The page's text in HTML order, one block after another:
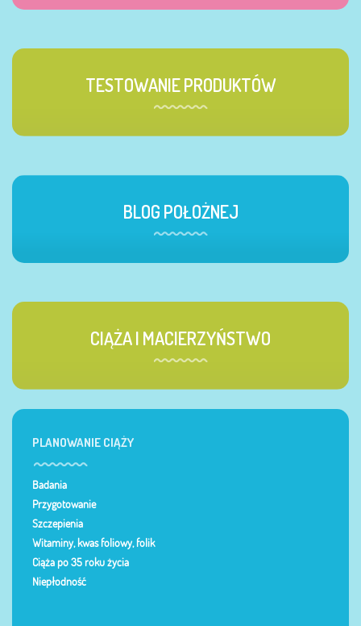
TESTOWANIE PRODUKTÓW
BLOG POŁOŻNEJ
CIĄŻA I MACIERZYŃSTWO
PLANOWANIE CIĄŻY
Badania
Przygotowanie
Szczepienia
Witaminy, kwas foliowy, folik
Ciąża po 35 roku życia
Niepłodność